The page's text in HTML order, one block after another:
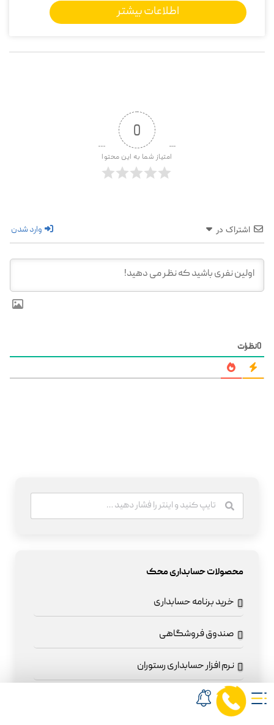
اطلاعات بیشتر
0
امتیاز شما به این محتوا
اشتراک در وارد شدن
0نظرات
محصولات حسابداری محک
خرید برنامه حسابداری
صندوق فروشگاهی
نرم افزار حسابداری رستوران
نرم افزار حسابداری شرکتی